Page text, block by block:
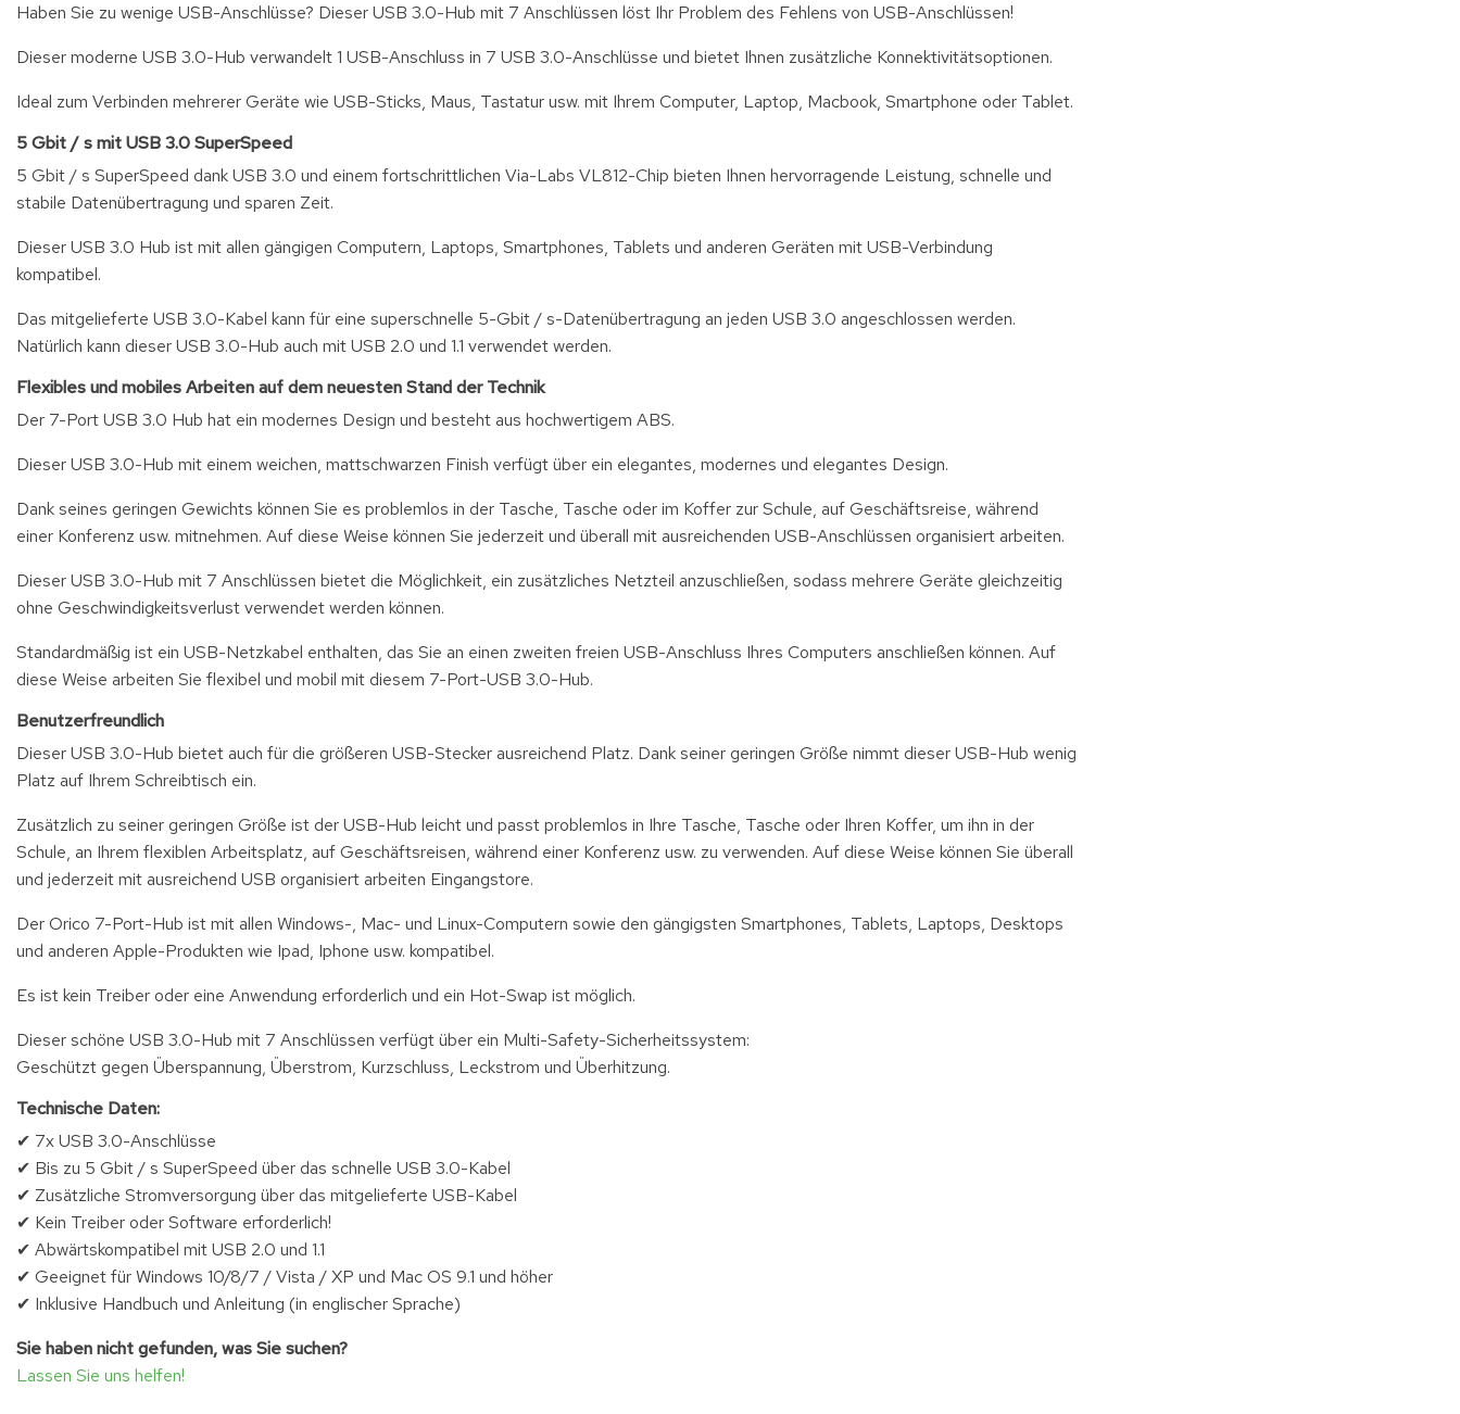
Haben Sie zu wenige USB-Anschlüsse? Dieser USB 3.0-Hub mit 7 Anschlüssen löst Ihr Problem des Fehlens von USB-Anschlüssen!
Dieser moderne USB 3.0-Hub verwandelt 1 USB-Anschluss in 7 USB 3.0-Anschlüsse und bietet Ihnen zusätzliche Konnektivitätsoptionen.
Ideal zum Verbinden mehrerer Geräte wie USB-Sticks, Maus, Tastatur usw. mit Ihrem Computer, Laptop, Macbook, Smartphone oder Tablet.
5 Gbit / s mit USB 3.0 SuperSpeed
5 Gbit / s SuperSpeed dank USB 3.0 und einem fortschrittlichen Via-Labs VL812-Chip bieten Ihnen hervorragende Leistung, schnelle und
stabile Datenübertragung und sparen Zeit.
Dieser USB 3.0 Hub ist mit allen gängigen Computern, Laptops, Smartphones, Tablets und anderen Geräten mit USB-Verbindung
kompatibel.
Das mitgelieferte USB 3.0-Kabel kann für eine superschnelle 5-Gbit / s-Datenübertragung an jeden USB 3.0 angeschlossen werden.
Natürlich kann dieser USB 3.0-Hub auch mit USB 2.0 und 1.1 verwendet werden.
Flexibles und mobiles Arbeiten auf dem neuesten Stand der Technik
Der 7-Port USB 3.0 Hub hat ein modernes Design und besteht aus hochwertigem ABS.
Dieser USB 3.0-Hub mit einem weichen, mattschwarzen Finish verfügt über ein elegantes, modernes und elegantes Design.
Dank seines geringen Gewichts können Sie es problemlos in der Tasche, Tasche oder im Koffer zur Schule, auf Geschäftsreise, während
einer Konferenz usw. mitnehmen. Auf diese Weise können Sie jederzeit und überall mit ausreichenden USB-Anschlüssen organisiert arbeiten.
Dieser USB 3.0-Hub mit 7 Anschlüssen bietet die Möglichkeit, ein zusätzliches Netzteil anzuschließen, sodass mehrere Geräte gleichzeitig
ohne Geschwindigkeitsverlust verwendet werden können.
Standardmäßig ist ein USB-Netzkabel enthalten, das Sie an einen zweiten freien USB-Anschluss Ihres Computers anschließen können. Auf
diese Weise arbeiten Sie flexibel und mobil mit diesem 7-Port-USB 3.0-Hub.
Benutzerfreundlich
Dieser USB 3.0-Hub bietet auch für die größeren USB-Stecker ausreichend Platz. Dank seiner geringen Größe nimmt dieser USB-Hub wenig
Platz auf Ihrem Schreibtisch ein.
Zusätzlich zu seiner geringen Größe ist der USB-Hub leicht und passt problemlos in Ihre Tasche, Tasche oder Ihren Koffer, um ihn in der
Schule, an Ihrem flexiblen Arbeitsplatz, auf Geschäftsreisen, während einer Konferenz usw. zu verwenden. Auf diese Weise können Sie überall
und jederzeit mit ausreichend USB organisiert arbeiten Eingangstore.
Der Orico 7-Port-Hub ist mit allen Windows-, Mac- und Linux-Computern sowie den gängigsten Smartphones, Tablets, Laptops, Desktops
und anderen Apple-Produkten wie Ipad, Iphone usw. kompatibel.
Es ist kein Treiber oder eine Anwendung erforderlich und ein Hot-Swap ist möglich.
Dieser schöne USB 3.0-Hub mit 7 Anschlüssen verfügt über ein Multi-Safety-Sicherheitssystem:
Geschützt gegen Überspannung, Überstrom, Kurzschluss, Leckstrom und Überhitzung.
Technische Daten:
✔ 7x USB 3.0-Anschlüsse
✔ Bis zu 5 Gbit / s SuperSpeed über das schnelle USB 3.0-Kabel
✔ Zusätzliche Stromversorgung über das mitgelieferte USB-Kabel
✔ Kein Treiber oder Software erforderlich!
✔ Abwärtskompatibel mit USB 2.0 und 1.1
✔ Geeignet für Windows 10/8/7 / Vista / XP und Mac OS 9.1 und höher
✔ Inklusive Handbuch und Anleitung (in englischer Sprache)
Sie haben nicht gefunden, was Sie suchen?
Lassen Sie uns helfen!